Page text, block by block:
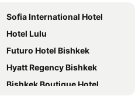
Sofia International Hotel
Hotel Lulu
Futuro Hotel Bishkek
Hyatt Regency Bishkek
Bishkek Boutique Hotel